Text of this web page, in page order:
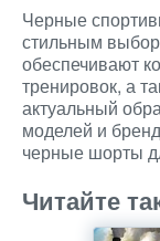
Черные
стильным
обеспечивают
тренировок, а
актуальный
моделей и
черные шорты
Читайте